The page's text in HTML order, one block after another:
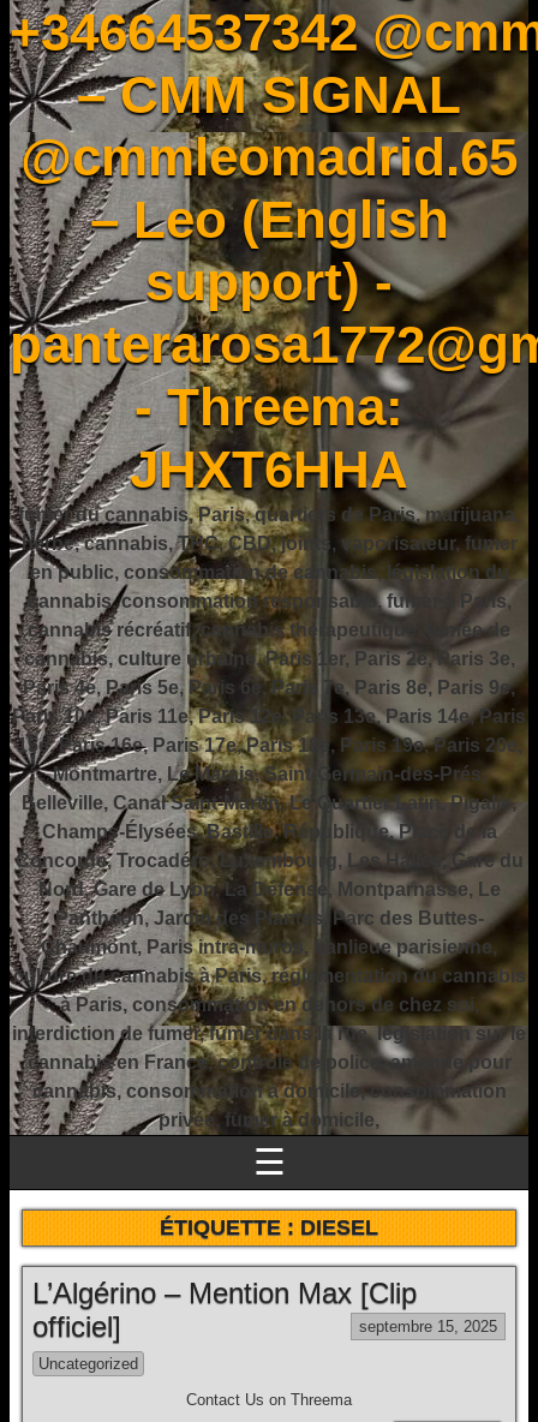
+34664537342
– CMM SIGNAL
@cmmleomadrid.65
– Leo (English
support) -
- Threema:
JHXT6HHA
fumer du cannabis, Paris, quartiers de Paris, marijuana,
herbe, cannabis, THC, CBD, joints, vaporisateur, fumer
en public, consommation de cannabis, législation du
cannabis, consommation responsable, fumer à Paris,
cannabis récréatif, cannabis thérapeutique, fumée de
cannabis, culture urbaine, Paris 1er, Paris 2e, Paris 3e,
Paris 4e, Paris 5e, Paris 6e, Paris 7e, Paris 8e, Paris 9e,
Paris 10e, Paris 11e, Paris 12e, Paris 13e, Paris 14e, Paris
15e, Paris 16e, Paris 17e, Paris 18e, Paris 19e, Paris 20e,
Montmartre, Le Marais, Saint-Germain-des-Prés,
Belleville, Canal Saint-Martin, Le Quartier Latin, Pigalle,
Champs-Élysées, Bastille, République, Place de la
Concorde, Trocadéro, Luxembourg, Les Halles, Gare du
Nord, Gare de Lyon, La Défense, Montparnasse, Le
Panthéon, Jardin des Plantes, Parc des Buttes-
Chaumont, Paris intra-muros, banlieue parisienne,
culture du cannabis à Paris, réglementation du cannabis
à Paris, consommation en dehors de chez soi,
interdiction de fumer, fumer dans la rue, législation sur le
cannabis en France, contrôle de police, amende pour
cannabis, consommation à domicile, consommation
privée, fumer à domicile,
☰
ÉTIQUETTE :DIESEL
L’Algérino – Mention Max [Clip
officiel]
septembre 15, 2025
Uncategorized
Contact Us on Threema